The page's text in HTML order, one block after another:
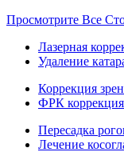
Просмотрите Все
Лазерная
Удаление
Коррекция
ФРК коррекция
Пересадка
Лечение